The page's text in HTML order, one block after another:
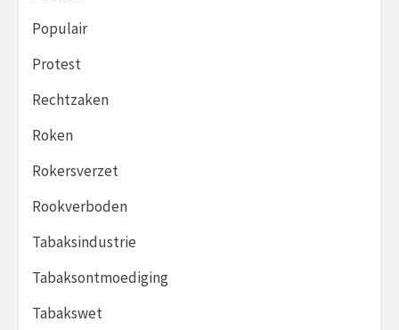
Populair
Protest
Rechtzaken
Roken
Rokersverzet
Rookverboden
Tabaksindustrie
Tabaksontmoediging
Tabakswet